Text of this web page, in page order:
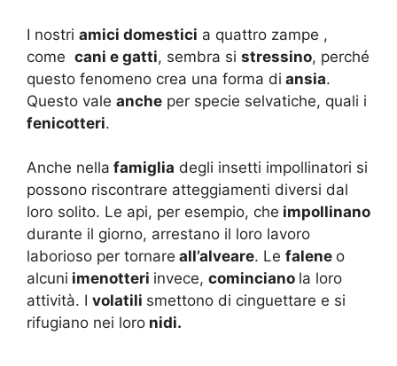
I nostri amici domestici a quattro zampe ,
come cani e gatti, sembra si stressino, perché
questo fenomeno crea una forma di ansia.
Questo vale anche per specie selvatiche, quali i
fenicotteri.
Anche nella famiglia degli insetti impollinatori si
possono riscontrare atteggiamenti diversi dal
loro solito. Le api, per esempio, che impollinano
durante il giorno, arrestano il loro lavoro
laborioso per tornare all’alveare. Le falene o
alcuni imenotteri invece, cominciano la loro
attività. I volatili smettono di cinguettare e si
rifugiano nei loro nidi.